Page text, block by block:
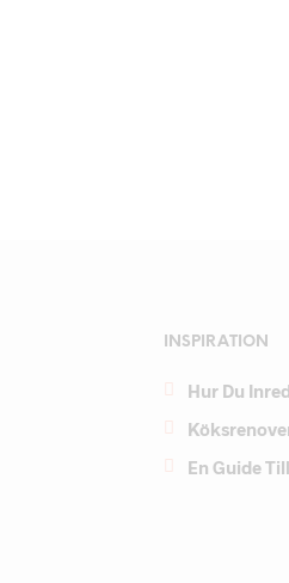
INSPIRATION
Hur Du
En Guide